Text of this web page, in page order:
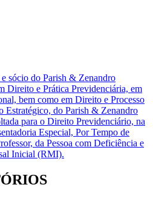
sócio do Parish & Zenandro
Direito e Prática Previdenciária, em
bem como em Direito e Processo
do Parish & Zenandro
para o Direito Previdenciário, na
Especial, Por Tempo de
da Pessoa com Deficiência e
Inicial (RMI).